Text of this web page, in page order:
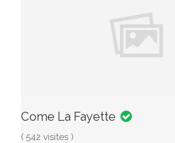
Come La Fayette
( 542 visites )